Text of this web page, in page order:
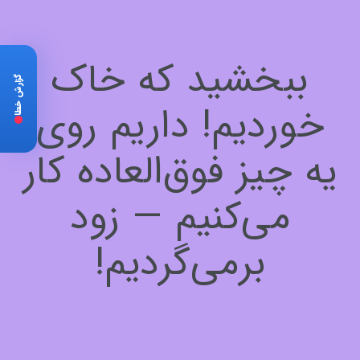
ببخشید که خاک
خوردیم! داریم روی
یه چیز فوق‌العاده کار
می‌کنیم — زود
برمی‌گردیم!
گزارش خطا